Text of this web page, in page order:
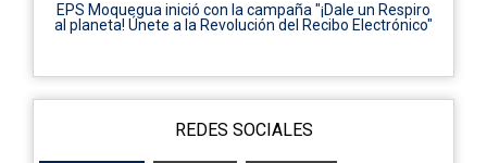
EPS Moquegua inició con la campaña "¡Dale un Respiro
al planeta! Únete a la Revolución del Recibo Electrónico"
REDES SOCIALES